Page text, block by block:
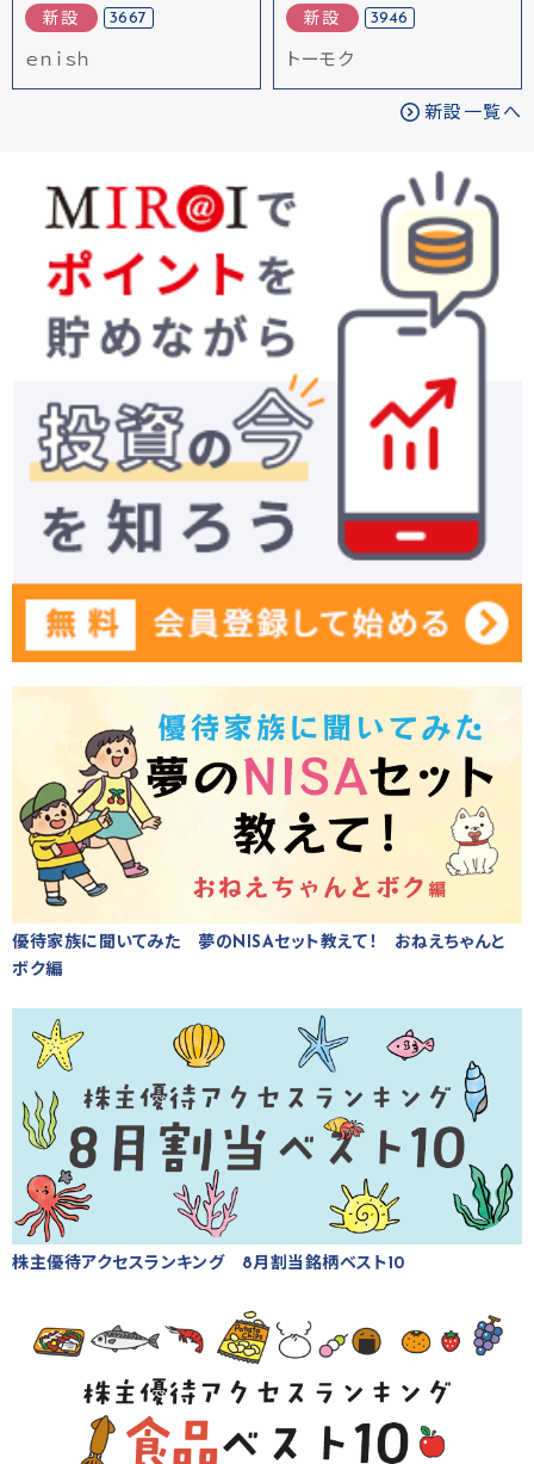
新設 3667
ｅｎｉｓｈ
新設 3946
トーモク
新設一覧へ
優待家族に聞いてみた 夢のNISAセット教えて！ おねえちゃんと
ボク編
株主優待アクセスランキング 8月割当銘柄ベスト10